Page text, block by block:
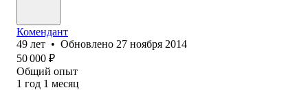
Комендант
49 лет • Обновлено 27 ноября 2014
50 000 ₽
Общий опыт
1 год 1 месяц